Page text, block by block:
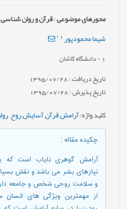
محورهای موضوعی:قرآن و روان شناسی
شیما محمودپور *
- دانشگاه کاشان
تاریخ دریافت : 1395/07/28
تاریخ پذیرش : 1395/07/28
کلید واژه:آرامش,قرآن,آسایش,روح,
چکیده مقاله:
آرامش گوهری نایاب است که
نیازهای بشر می باشد و نقش
و سلامت روحی شخص و جامعه
از مهمترین ویژگی های انسان